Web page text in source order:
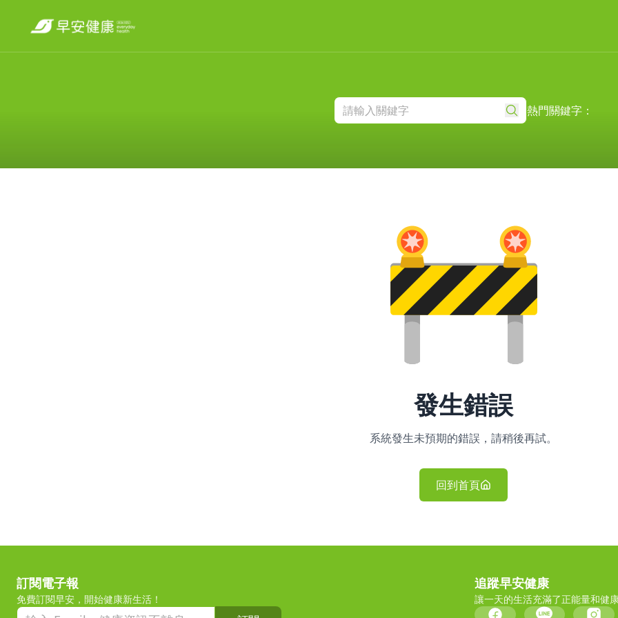
熱門關鍵字：
發生錯誤
系統發生未預期的錯誤，請稍後再試。
回到首頁
訂閱電子報
免費訂閱早安，開始健康新生活！
追蹤早安健康
讓一天的生活充滿了正能量和健